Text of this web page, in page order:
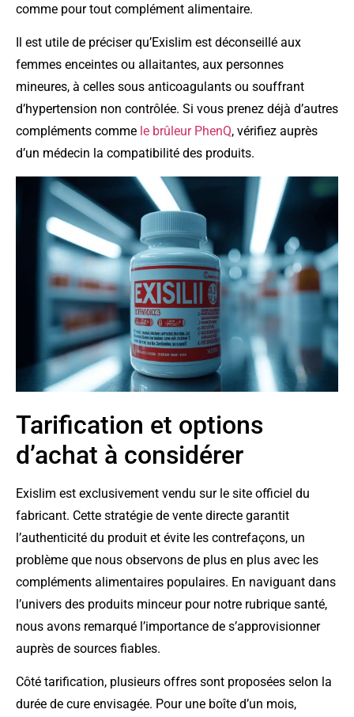
comme pour tout complément alimentaire.
Il est utile de préciser qu’Exislim est déconseillé aux
femmes enceintes ou allaitantes, aux personnes
mineures, à celles sous anticoagulants ou souffrant
d’hypertension non contrôlée. Si vous prenez déjà d’autres
compléments comme le brûleur PhenQ, vérifiez auprès
d’un médecin la compatibilité des produits.
Tarification et options
d’achat à considérer
Exislim est exclusivement vendu sur le site officiel du
fabricant. Cette stratégie de vente directe garantit
l’authenticité du produit et évite les contrefaçons, un
problème que nous observons de plus en plus avec les
compléments alimentaires populaires. En naviguant dans
l’univers des produits minceur pour notre rubrique santé,
nous avons remarqué l’importance de s’approvisionner
auprès de sources fiables.
Côté tarification, plusieurs offres sont proposées selon la
durée de cure envisagée. Pour une boîte d’un mois,